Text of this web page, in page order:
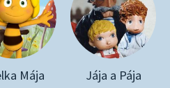
Mája Jája a Pája